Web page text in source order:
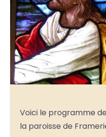
Voici le programme
la paroisse de